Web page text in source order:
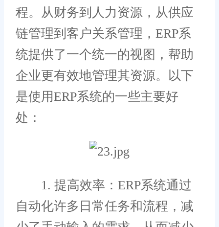
程。从财务到人力资源，从供应
链管理到客户关系管理，ERP系
统提供了一个统一的视图，帮助
企业更有效地管理其资源。以下
是使用ERP系统的一些主要好
处：
1. 提高效率：ERP系统通过
自动化许多日常任务和流程，减